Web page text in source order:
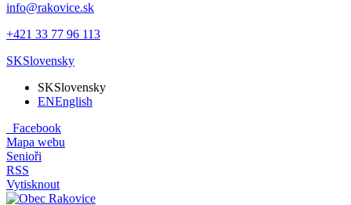
info@rakovice.sk
+421 33 77 96 113
SKSlovensky
SKSlovensky
ENEnglish
Facebook
Mapa webu
Senioři
RSS
Vytisknout